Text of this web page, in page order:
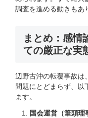
調査を進める動きもあ
まとめ：感情
ての厳正な実
辺野古沖の転覆事故は
問題にとどまらず、
ます。
国会運営（筆頭